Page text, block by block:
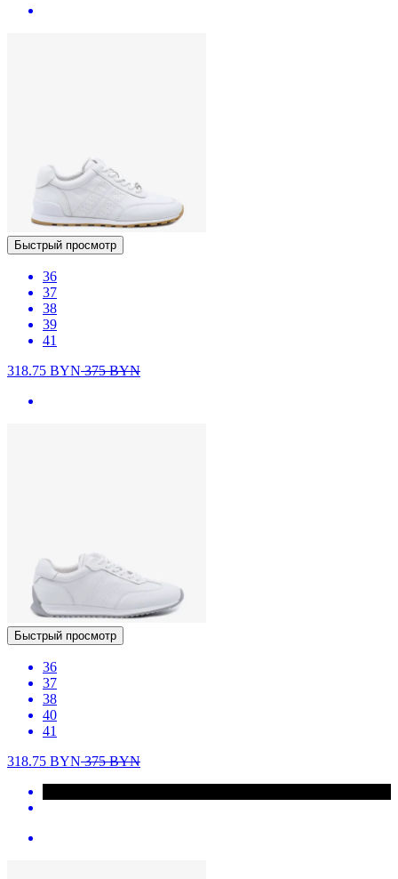
Быстрый просмотр
36
37
38
39
41
318.75 BYN375BYN
Быстрый просмотр
36
37
38
40
41
318.75 BYN375BYN